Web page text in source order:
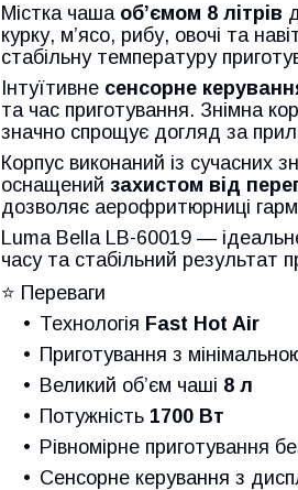
Містка чаша об’ємом 8 літрів
курку, м’ясо, рибу, овочі та
стабільну температуру
Інтуїтивне сенсорне
та час приготування. Знімна
значно спрощує догляд за
Корпус виконаний із сучасних
оснащений захистом від
дозволяє аерофритюрниці
Luma Bella LB-60019 —
часу та стабільний результат
⭐ Переваги
Технологія Fast Hot Air
Приготування з
Великий об’єм чаші 8 л
Потужність 1700 Вт
Рівномірне приготування
Сенсорне керування з